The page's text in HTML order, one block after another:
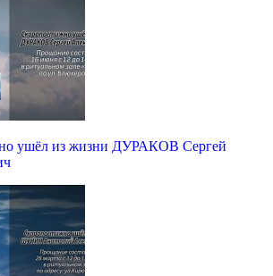
ушёл из жизни ДУРАКОВ Сергей